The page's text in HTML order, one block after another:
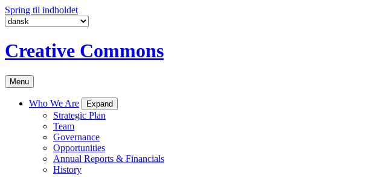
Spring til indholdet
Creative Commons
Menu
Who We Are Expand
Strategic Plan
Team
Governance
Opportunities
Annual Reports & Financials
History